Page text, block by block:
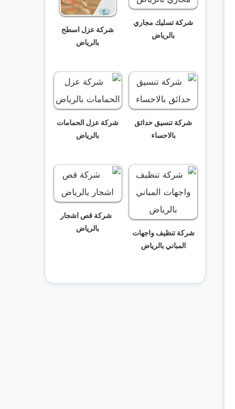
شركة تسليك مجاري
بالرياض
شركة عزل اسطح
بالرياض
شركة تنسيق حدائق
بالاحساء
شركة عزل الحمامات
بالرياض
شركة تنظيف واجهات
المباني بالرياض
شركة قص اشجار
بالرياض